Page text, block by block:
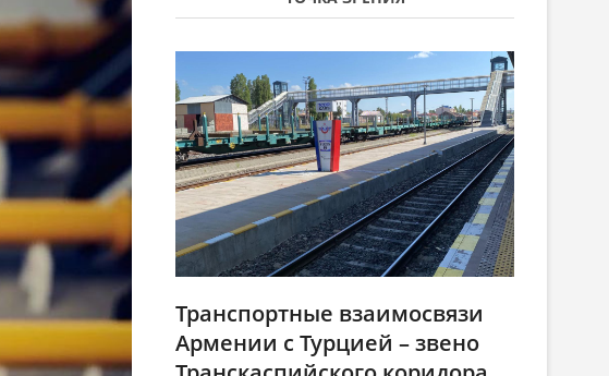
Транспортные взаимосвязи
Армении с Турцией – звено